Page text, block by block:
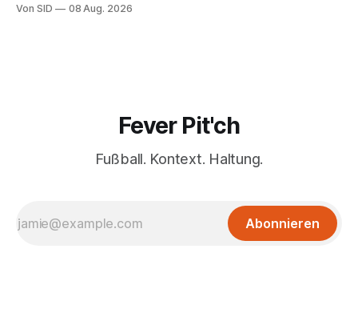
Von SID 08 Aug. 2026
Fever Pit'ch
Fußball. Kontext. Haltung.
Abonnieren